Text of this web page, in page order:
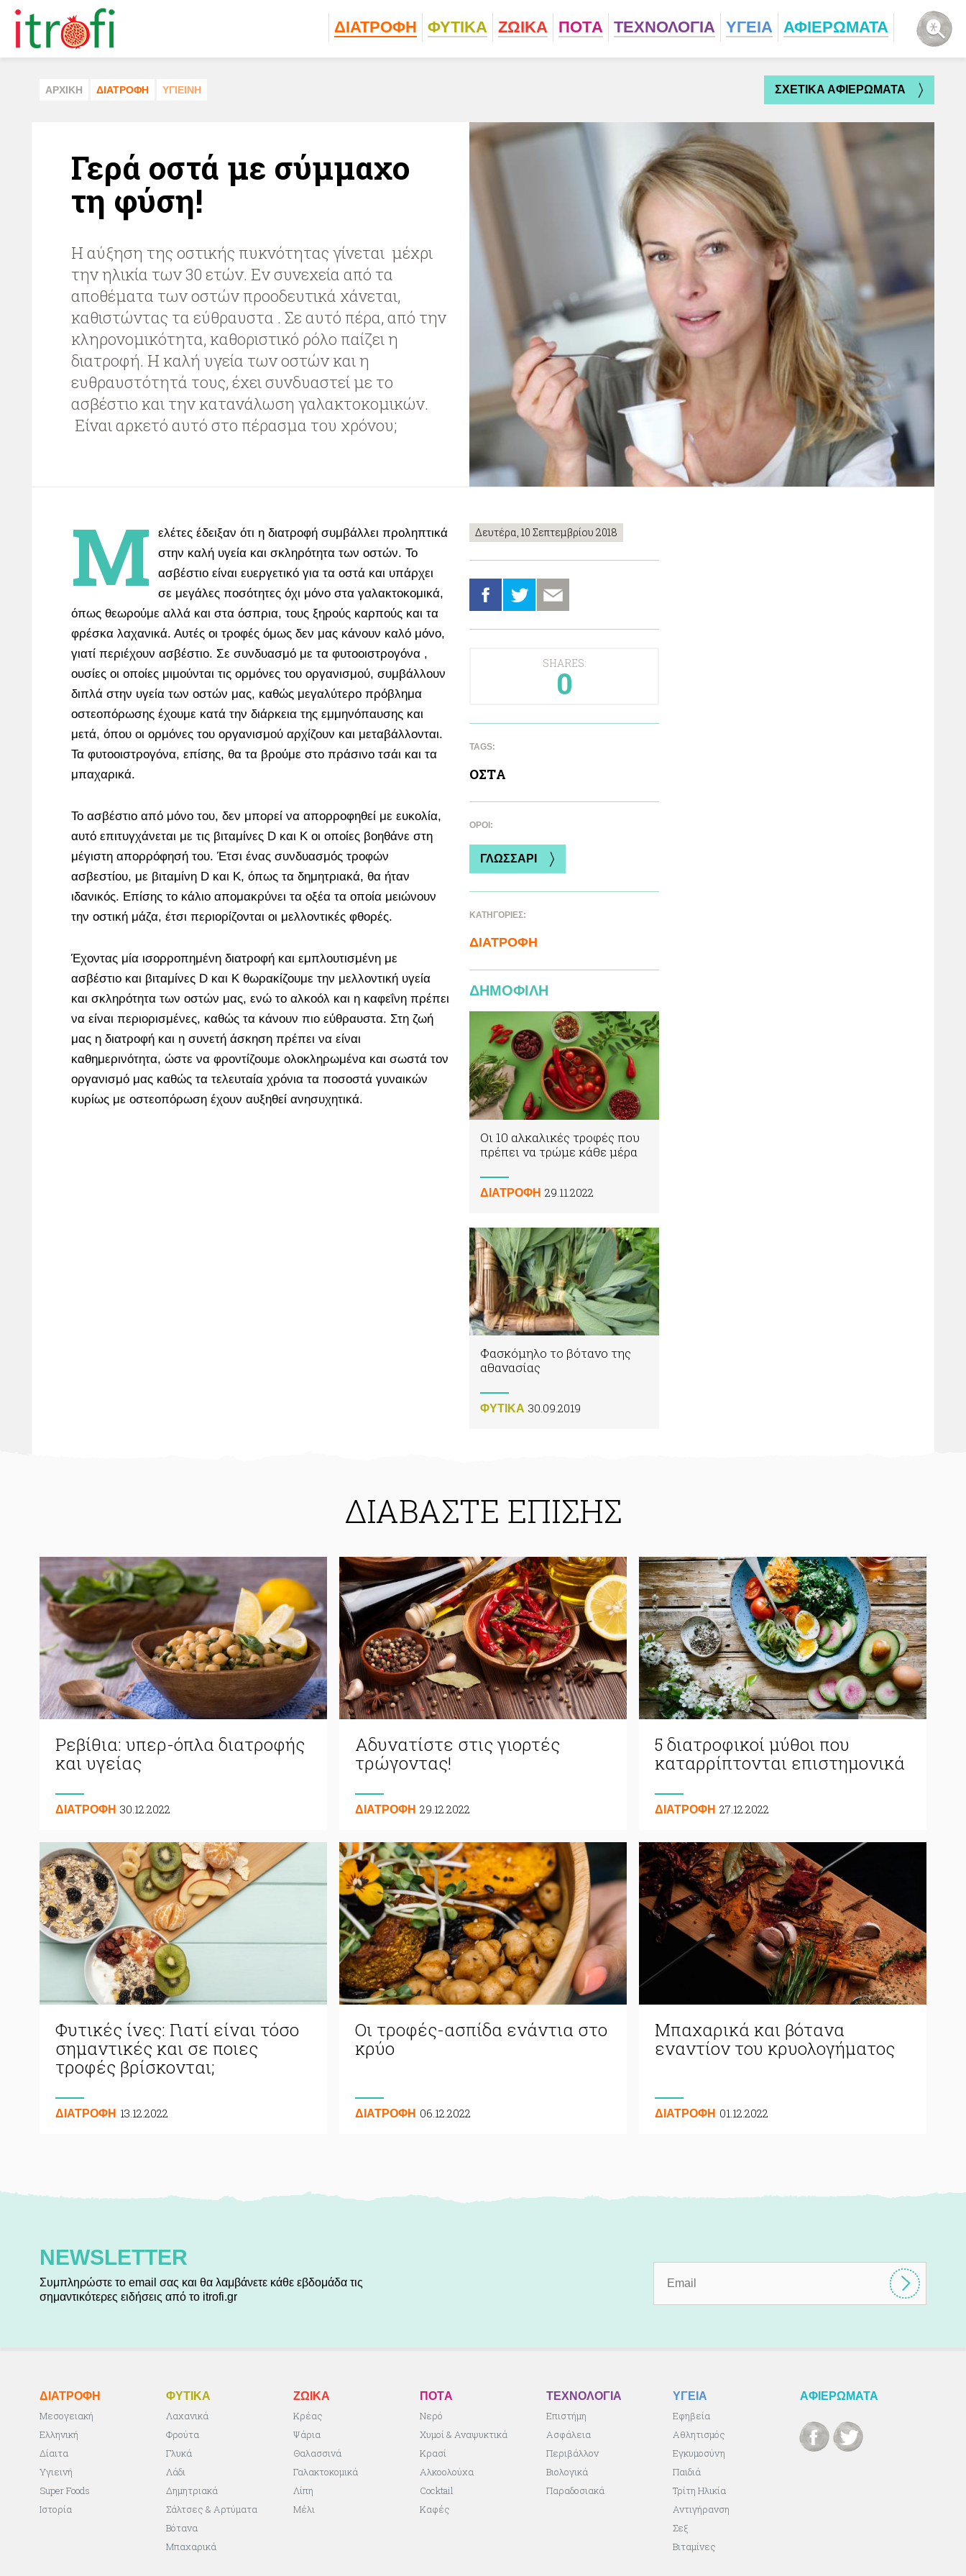
ΔΙΑΤΡΟΦΗ ΦΥΤΙΚA ΖΩΙΚA ΠΟΤA ΤΕΧΝΟΛΟΓΙΑ ΥΓΕΙΑ ΑΦΙΕΡΩΜΑΤΑ
ΑΡΧΙΚΗ ΔΙΑΤΡΟΦΗ ΥΓΙΕΙΝΗ ΣΧΕΤΙΚΑ ΑΦΙΕΡΩΜΑΤΑ
Γερά οστά με σύμμαχο
τη φύση!
Η αύξηση της οστικής πυκνότητας γίνεται μέχρι
την ηλικία των 30 ετών. Εν συνεχεία από τα
αποθέματα των οστών προοδευτικά χάνεται,
καθιστώντας τα εύθραυστα . Σε αυτό πέρα, από την
κληρονομικότητα, καθοριστικό ρόλο παίζει η
διατροφή. Η καλή υγεία των οστών και η
ευθραυστότητά τους, έχει συνδυαστεί με το
ασβέστιο και την κατανάλωση γαλακτοκομικών.
Είναι αρκετό αυτό στο πέρασμα του χρόνου;
Δευτέρα, 10 Σεπτεμβρίου 2018
SHARES:
0
Μ
ελέτες έδειξαν ότι η διατροφή συμβάλλει προληπτικά
στην καλή υγεία και σκληρότητα των οστών. Το
ασβέστιο είναι ευεργετικό για τα οστά και υπάρχει
σε μεγάλες ποσότητες όχι μόνο στα γαλακτοκομικά,
όπως θεωρούμε αλλά και στα όσπρια, τους ξηρούς καρπούς και τα
φρέσκα λαχανικά. Αυτές οι τροφές όμως δεν μας κάνουν καλό μόνο,
γιατί περιέχουν ασβέστιο. Σε συνδυασμό με τα φυτοοιστρογόνα ,
ουσίες οι οποίες μιμούνται τις ορμόνες του οργανισμού, συμβάλλουν
διπλά στην υγεία των οστών μας, καθώς μεγαλύτερο πρόβλημα
οστεοπόρωσης έχουμε κατά την διάρκεια της εμμηνόπαυσης και
μετά, όπου οι ορμόνες του οργανισμού αρχίζουν και μεταβάλλονται.
Τα φυτοοιστρογόνα, επίσης, θα τα βρούμε στο πράσινο τσάι και τα
μπαχαρικά.
Το ασβέστιο από μόνο του, δεν μπορεί να απορροφηθεί με ευκολία,
αυτό επιτυγχάνεται με τις βιταμίνες D και Κ οι οποίες βοηθάνε στη
μέγιστη απορρόφησή του. Έτσι ένας συνδυασμός τροφών
ασβεστίου, με βιταμίνη D και Κ, όπως τα δημητριακά, θα ήταν
ιδανικός. Επίσης το κάλιο απομακρύνει τα οξέα τα οποία μειώνουν
την οστική μάζα, έτσι περιορίζονται οι μελλοντικές φθορές.
Έχοντας μία ισορροπημένη διατροφή και εμπλουτισμένη με
ασβέστιο και βιταμίνες D και K θωρακίζουμε την μελλοντική υγεία
και σκληρότητα των οστών μας, ενώ το αλκοόλ και η καφεΐνη πρέπει
να είναι περιορισμένες, καθώς τα κάνουν πιο εύθραυστα. Στη ζωή
μας η διατροφή και η συνετή άσκηση πρέπει να είναι
καθημερινότητα, ώστε να φροντίζουμε ολοκληρωμένα και σωστά τον
οργανισμό μας καθώς τα τελευταία χρόνια τα ποσοστά γυναικών
κυρίως με οστεοπόρωση έχουν αυξηθεί ανησυχητικά.
TAGS:
ΟΣΤA
ΌΡΟΙ:
ΓΛΩΣΣΑΡΙ
ΚΑΤΗΓΟΡΙΕΣ:
ΔΙΑΤΡΟΦΗ
ΔΗΜΟΦΙΛΗ
Οι 10 αλκαλικές τροφές που
πρέπει να τρώμε κάθε μέρα
ΔΙΑΤΡΟΦΗ 29.11.2022
Φασκόμηλο το βότανο της
αθανασίας
ΦΥΤΙΚA 30.09.2019
ΔΙΑΒΑΣΤΕ ΕΠΙΣΗΣ
Ρεβίθια: υπερ-όπλα διατροφής
και υγείας
ΔΙΑΤΡΟΦΗ 30.12.2022
Αδυνατίστε στις γιορτές
τρώγοντας!
ΔΙΑΤΡΟΦΗ 29.12.2022
5 διατροφικοί μύθοι που
καταρρίπτονται επιστημονικά
ΔΙΑΤΡΟΦΗ 27.12.2022
Φυτικές ίνες: Γιατί είναι τόσο
σημαντικές και σε ποιες
τροφές βρίσκονται;
ΔΙΑΤΡΟΦΗ 13.12.2022
Οι τροφές-ασπίδα ενάντια στο
κρύο
ΔΙΑΤΡΟΦΗ 06.12.2022
Μπαχαρικά και βότανα
εναντίον του κρυολογήματος
ΔΙΑΤΡΟΦΗ 01.12.2022
NEWSLETTER
Συμπληρώστε το email σας και θα λαμβάνετε κάθε εβδομάδα τις
σημαντικότερες ειδήσεις από το itrofi.gr
ΔΙΑΤΡΟΦΗ
Μεσογειακή
Ελληνική
Δίαιτα
Υγιεινή
Super Foods
Ιστορία
ΦΥΤΙΚA
Λαχανικά
Φρούτα
Γλυκά
Λάδι
Δημητριακά
Σάλτσες & Αρτύματα
Βότανα
Μπαχαρικά
ΖΩΙΚA
Κρέας
Ψάρια
Θαλασσινά
Γαλακτοκομικά
Λίπη
Μέλι
ΠΟΤA
Νερό
Χυμοί & Αναψυκτικά
Κρασί
Αλκοολούχα
Cocktail
Καφές
ΤΕΧΝΟΛΟΓΙΑ
Επιστήμη
Ασφάλεια
Περιβάλλον
Βιολογικά
Παραδοσιακά
ΥΓΕΙΑ
Εφηβεία
Αθλητισμός
Εγκυμοσύνη
Παιδιά
Τρίτη Ηλικία
Αντιγήρανση
Σεξ
Βιταμίνες
ΑΦΙΕΡΩΜΑΤΑ